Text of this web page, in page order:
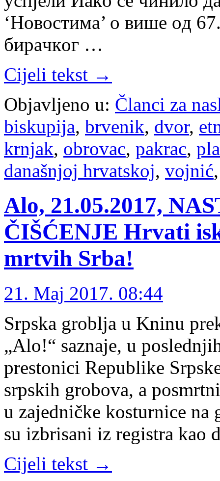
‘Нoвoстимa’ o вишe oд
бирaчкoг …
Cijeli tekst →
Objavljeno u: Članci za
biskupija, brvenik, dvor,
krnjak, obrovac, pakrac,
današnjoj hrvatskoj, vojnić
Alo, 21.05.2017,
ČIŠĆENJE Hrvati
mrtvih Srba!
21. Maj 2017. 08:44
Srpska groblja u Kninu
„Alo!“ saznaje, u
prestonici Republike
srpskih grobova, a
u zajedničke kosturnice
su izbrisani iz registra kao
Cijeli tekst →